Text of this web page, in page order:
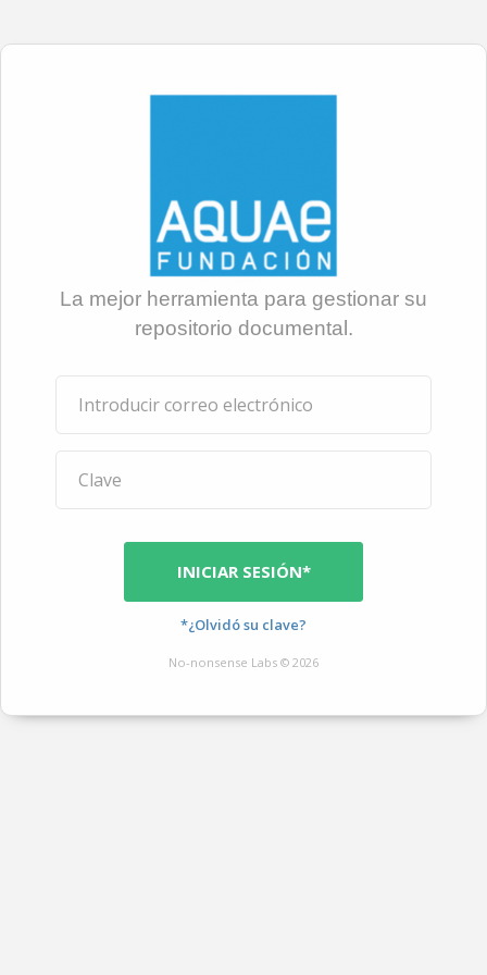
La mejor herramienta para gestionar su
repositorio documental.
INICIAR SESIÓN*
*¿Olvidó su clave?
No-nonsense Labs © 2026